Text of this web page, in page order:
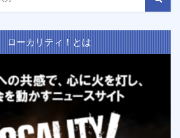
ローカリティ！とは